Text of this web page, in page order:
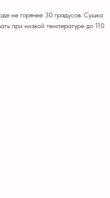
не горячее 30 градусов. Сушка
при низкой температуре до 110